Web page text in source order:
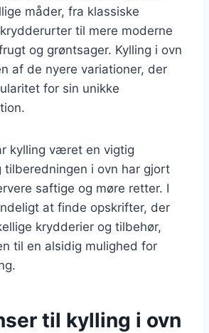
måder, fra klassiske
til mere moderne
og grøntsager. Kylling i ovn
af de nyere variationer, der
for sin unikke
kylling været en vigtig
tilberedningen i ovn har gjort
saftige og møre retter. I
at finde opskrifter, der
krydderier og tilbehør,
til en alsidig mulighed for
til kylling i ovn